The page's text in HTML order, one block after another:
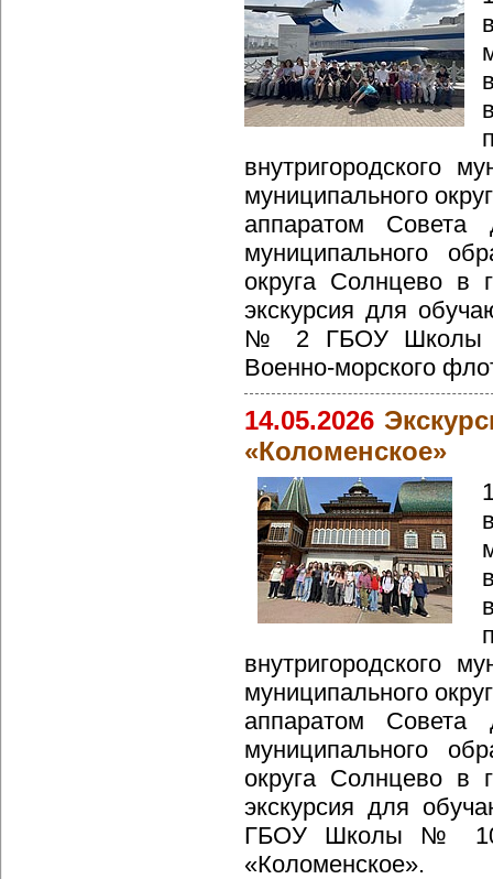
внутригородского
муниципального
аппаратом Совета
муниципального
округа Солнцево в
экскурсия для
№ 2 ГБОУ Школы
Военно-морского
14.05.2026
«Коломенское»
внутригородского
муниципального
аппаратом Совета
муниципального
округа Солнцево в
экскурсия для
ГБОУ Школы №
«Коломенское».